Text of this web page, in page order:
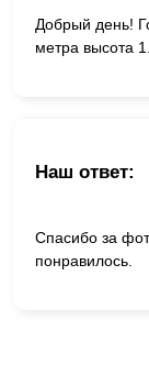
Добрый день!
метра высота
Наш ответ:
Спасибо за
понравилось.